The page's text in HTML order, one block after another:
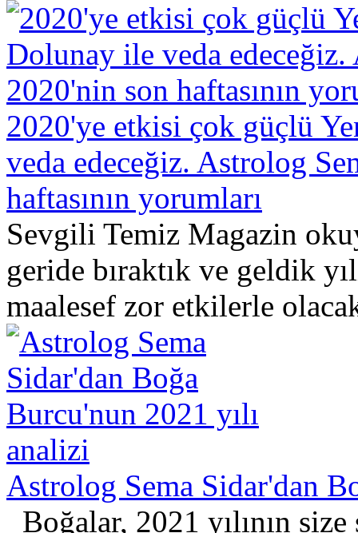
2020'ye etkisi çok güçlü
veda edeceğiz. Astrolog
haftasının yorumları
Sevgili Temiz Magazin
geride bıraktık ve geldik
maalesef zor etkilerle
Astrolog Sema Sidar'dan
Boğalar, 2021 yılının